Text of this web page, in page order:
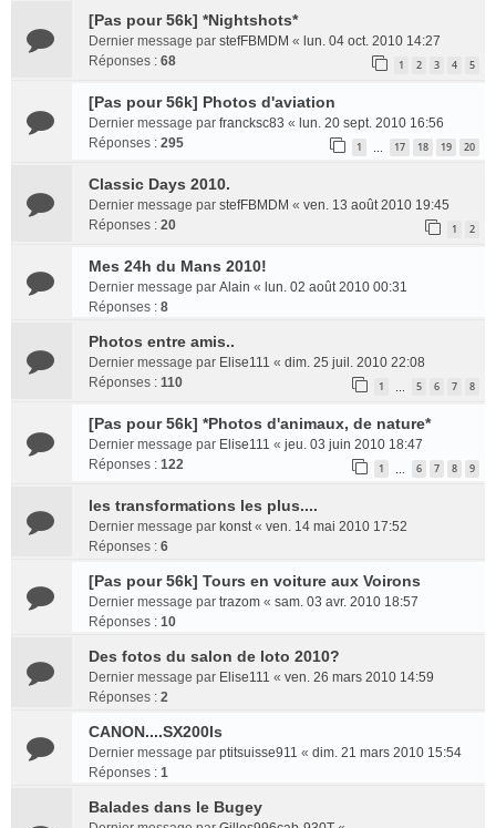
[Pas pour 56k] *Nightshots*
Dernier message par stefFBMDM « lun. 04 oct. 2010 14:27
Réponses : 68 1 2 3 4 5
[Pas pour 56k] Photos d'aviation
Dernier message par francksc83 « lun. 20 sept. 2010 16:56
Réponses : 295 1 17 18 19 20
Classic Days 2010.
Dernier message par stefFBMDM « ven. 13 août 2010 19:45
Réponses : 20 1 2
Mes 24h du Mans 2010!
Dernier message par Alain « lun. 02 août 2010 00:31
Réponses : 8
Photos entre amis..
Dernier message par Elise111 « dim. 25 juil. 2010 22:08
Réponses : 110 1 5 6 7 8
[Pas pour 56k] *Photos d'animaux, de nature*
Dernier message par Elise111 « jeu. 03 juin 2010 18:47
Réponses : 122 1 6 7 8 9
les transformations les plus....
Dernier message par konst« ven. 14 mai 2010 17:52
Réponses : 6
[Pas pour 56k] Tours en voiture aux Voirons
Dernier message par trazom « sam. 03 avr. 2010 18:57
Réponses : 10
Des fotos du salon de loto 2010?
Dernier message par Elise111 « ven. 26 mars 2010 14:59
Réponses : 2
CANON....SX200Is
Dernier message par ptitsuisse911 « dim. 21 mars 2010 15:54
Réponses : 1
Balades dans le Bugey